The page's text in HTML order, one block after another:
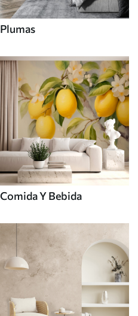
Plumas
Comida Y Bebida